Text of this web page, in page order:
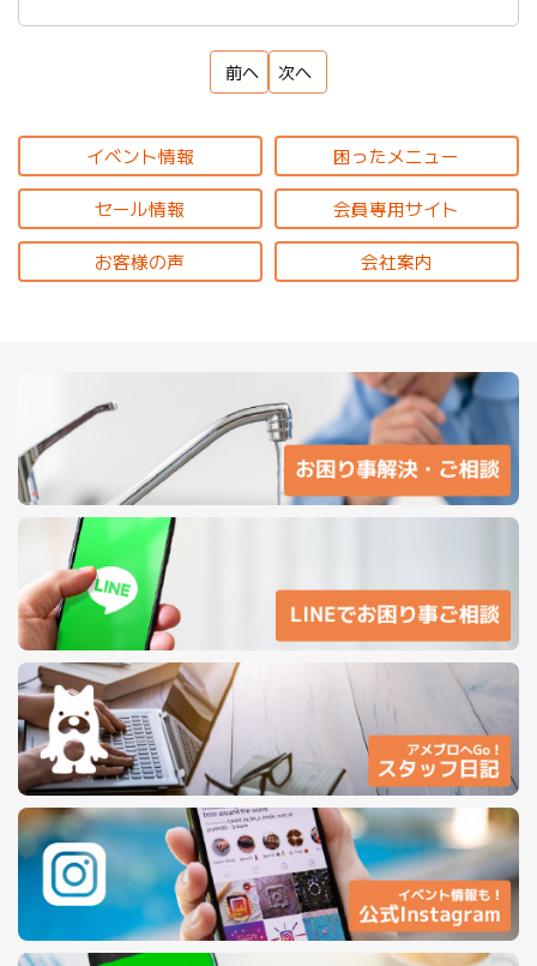
前へ 次へ
イベント情報 困ったメニュー
セール情報 会員専用サイト
お客様の声 会社案内